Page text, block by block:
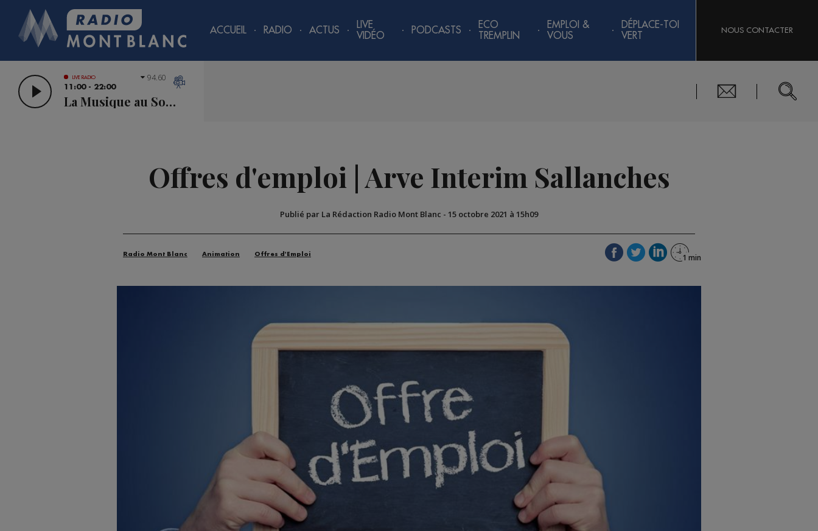
ACCUEIL RADIO ACTUS
LIVE
VIDÉO
PODCASTS
ECO
TREMPLIN
EMPLOI &
VOUS
DÉPLACE-TOI
VERT
NOUS CONTACTER
LIVE RADIO
11:00 - 22:00
La Musique au Sommet
94.60
Offres d'emploi | Arve Interim Sallanches
Publié par La Rédaction Radio Mont Blanc - 15 octobre 2021 à 15h09
Radio Mont Blanc Animation Offres d'Emploi